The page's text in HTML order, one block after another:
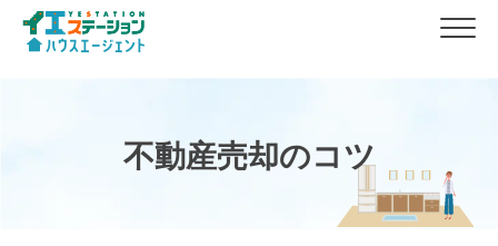
不動産売却のコツ